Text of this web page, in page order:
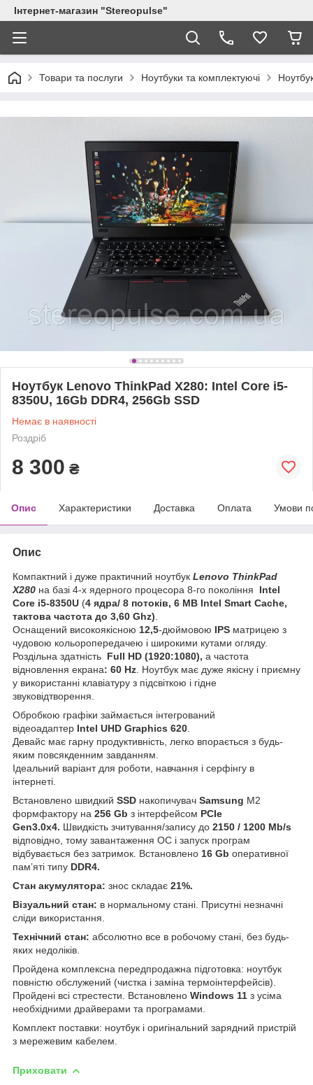
Інтернет-магазин "Stereopulse"
Товари та послуги Ноутбуки та комплектуючі
Ноутбук Lenovo ThinkPad X280: Intel Core i5-
8350U, 16Gb DDR4, 256Gb SSD
Немає в наявності
Роздріб
8 300 ₴
Опис Характеристики Доставка Оплата Умови
Опис
Компактний і дуже практичний ноутбук Lenovo ThinkPad
X280 на базі 4-х ядерного процесора 8-го покоління Intel
Core i5-8350U (4 ядра/ 8 потоків, 6 MB Intel Smart Cache,
тактова частота до 3,60 Ghz)
Оснащений високоякісною 12,5-дюймовою IPS матрицею з
чудовою кольоропередачею і широкими кутами огляду.
Роздільна здатність Full HD (1920:1080), а частота
відновлення екрана: 60 Hz . Ноутбук має дуже якісну і приємну
у використанні клавіатуру з підсвіткою і гідне
звуковідтворення.
Обробкою графіки займається інтегрований
відеоадаптер Intel UHD Graphics 620
Девайс має гарну продуктивність, легко впорається з будь-
яким повсякденним завданням.
Ідеальний варіант для роботи, навчання і серфінгу в
інтернеті.
Встановлено швидкий SSD накопичувач Samsung М2
формфактору на 256 Gb з інтерфейсом PCIe
Gen3.0x4. Швидкість зчитування/запису до 2150 / 1200 Mb/s
відповідно, тому завантаження ОС і запуск програм
відбувається без затримок. Встановлено 16 Gb оперативної
памʼяті типу DDR4.
Стан акумулятора: знос складає 21%.
Візуальний стан: в нормальному стані. Присутні незначні
сліди використання.
Технічний стан: абсолютно все в робочому стані, без будь-
яких недоліків.
Пройдена комплексна передпродажна підготовка: ноутбук
повністю обслужений (чистка і заміна термоінтерфейсів).
Пройдені всі стрестести. Встановлено Windows 11 з усіма
необхідними драйверами та програмами.
Комплект поставки: ноутбук і оригінальний зарядний пристрій
з мережевим кабелем.
Приховати